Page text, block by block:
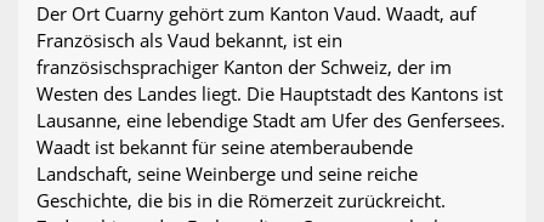
Der Ort Cuarny gehört zum Kanton Vaud. Waadt, auf
Französisch als Vaud bekannt, ist ein
französischsprachiger Kanton der Schweiz, der im
Westen des Landes liegt. Die Hauptstadt des Kantons ist
Lausanne, eine lebendige Stadt am Ufer des Genfersees.
Waadt ist bekannt für seine atemberaubende
Landschaft, seine Weinberge und seine reiche
Geschichte, die bis in die Römerzeit zurückreicht.